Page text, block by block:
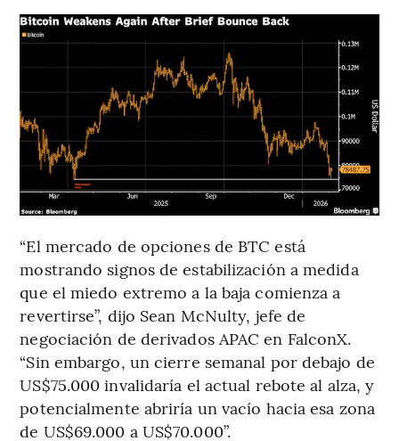
“El mercado de opciones de BTC está
mostrando signos de estabilización a medida
que el miedo extremo a la baja comienza a
revertirse”, dijo Sean McNulty, jefe de
negociación de derivados APAC en FalconX.
“Sin embargo, un cierre semanal por debajo de
US$75.000 invalidaría el actual rebote al alza, y
potencialmente abriría un vacío hacia esa zona
de US$69.000 a US$70.000”.